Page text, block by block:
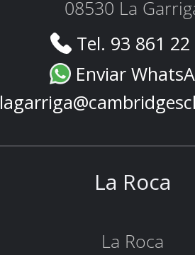
08530 La
Tel. 93 861
Enviar
La Roca
La Roca